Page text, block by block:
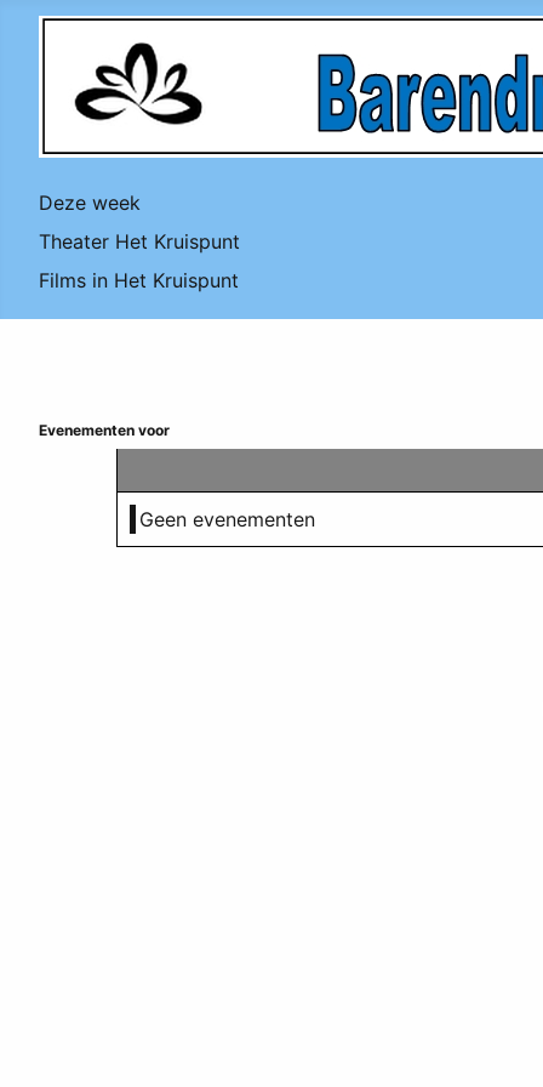
Deze week
Theater Het Kruispunt
Films in Het Kruispunt
Evenementen voor
Geen evenementen